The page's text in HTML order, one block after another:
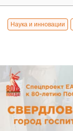
Наука и инновации